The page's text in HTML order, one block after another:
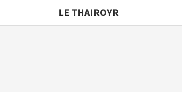
LE THAIROYR